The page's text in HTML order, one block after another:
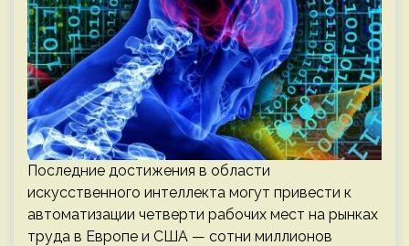
Последние достижения в области
искусственного интеллекта могут привести к
автоматизации четверти рабочих мест на рынках
труда в Европе и США — сотни миллионов